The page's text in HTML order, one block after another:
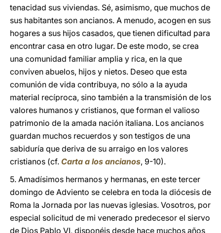
tenacidad sus viviendas. Sé, asimismo, que muchos de
sus habitantes son ancianos. A menudo, acogen en sus
hogares a sus hijos casados, que tienen dificultad para
encontrar casa en otro lugar. De este modo, se crea
una comunidad familiar amplia y rica, en la que
conviven abuelos, hijos y nietos. Deseo que esta
comunión de vida contribuya, no sólo a la ayuda
material recíproca, sino también a la transmisión de los
valores humanos y cristianos, que forman el valioso
patrimonio de la amada nación italiana. Los ancianos
guardan muchos recuerdos y son testigos de una
sabiduría que deriva de su arraigo en los valores
cristianos (cf. Carta a los ancianos, 9-10).
5. Amadísimos hermanos y hermanas, en este tercer
domingo de Adviento se celebra en toda la diócesis de
Roma la Jornada por las nuevas iglesias. Vosotros, por
especial solicitud de mi venerado predecesor el siervo
de Dios Pablo VI, disponéis desde hace muchos años